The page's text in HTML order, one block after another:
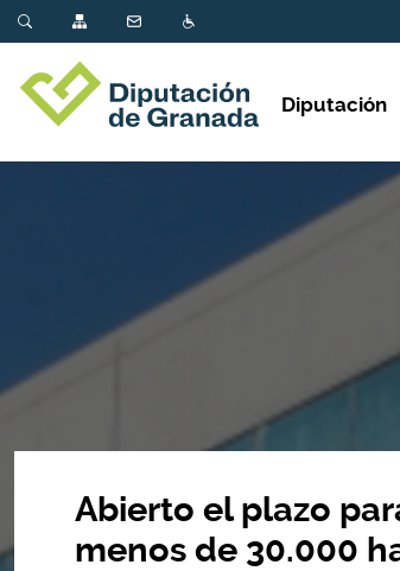
Diputación
Abierto el plazo
menos de 30.000